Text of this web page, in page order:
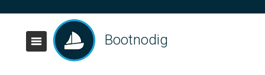
Bootnodig